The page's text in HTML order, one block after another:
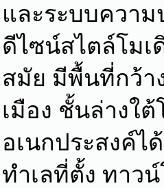
และระบบความ
ดีไซน์สไตล์โม
สมัย มีพื้นที่กว้า
เมือง ชั้นล่างใ
อเนกประสงค์ไ
ทำเลที่ตั้ง ทาว